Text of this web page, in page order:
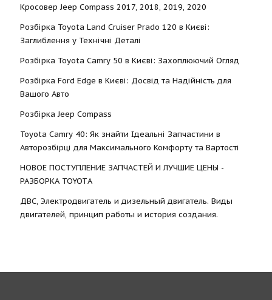
Кросовер Jeep Compass 2017, 2018, 2019, 2020
Розбірка Toyota Land Cruiser Prado 120 в Києві:
Заглиблення у Технічні Деталі
Розбірка Toyota Camry 50 в Києві: Захоплюючий Огляд
Розбірка Ford Edge в Києві: Досвід та Надійність для
Вашого Авто
Розбірка Jeep Compass
Toyota Camry 40: Як знайти Ідеальні Запчастини в
Авторозбірці для Максимального Комфорту та Вартості
НОВОЕ ПОСТУПЛЕНИЕ ЗАПЧАСТЕЙ И ЛУЧШИЕ ЦЕНЫ -
РАЗБОРКА TOYOTА
ДВС, Электродвигатель и дизельный двигатель. Виды
двигателей, принцип работы и история создания.